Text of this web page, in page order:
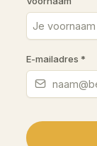
E-mailadres *